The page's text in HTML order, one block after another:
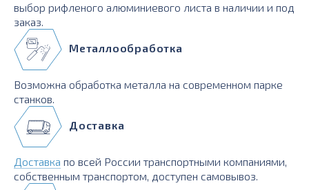
выбор рифленого алюминиевого листа в наличии и под
заказ.
Металлообработка
Возможна обработка металла на современном парке
станков.
Доставка
Доставка по всей России транспортными компаниями,
собственным транспортом, доступен самовывоз.